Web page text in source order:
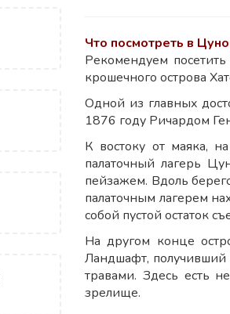
Что посмотреть в
Рекомендуем
крошечного острова
Одной из главных
1876 году Ричардом
К востоку от маяка,
палаточный лагерь
пейзажем. Вдоль
палаточным лагерем
собой пустой остаток
На другом конце
Ландшафт, получивший
травами. Здесь есть
зрелище.